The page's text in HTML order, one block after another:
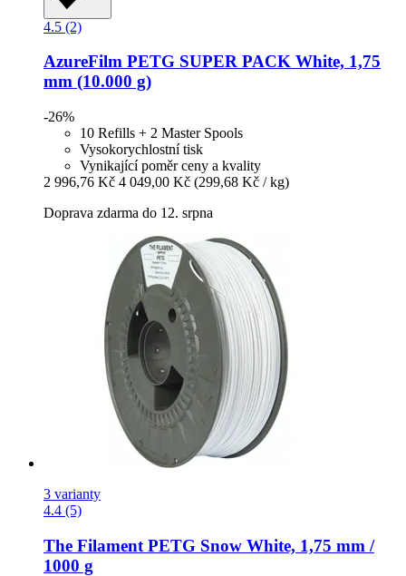
4.5 (2)
AzureFilm PETG SUPER PACK White, 1,75
mm (10.000 g)
-26%
10 Refills + 2 Master Spools
Vysokorychlostní tisk
Vynikající poměr ceny a kvality
2 996,76 Kč 4 049,00 Kč (299,68 Kč / kg)
Doprava zdarma do 12. srpna
3 varianty
4.4 (5)
The Filament PETG Snow White, 1,75 mm /
1000 g